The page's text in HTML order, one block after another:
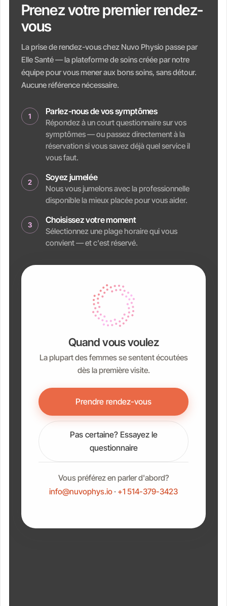
Prenez votre premier rendez-
vous
La prise de rendez-vous chez Nuvo Physio passe par
Elle Santé — la plateforme de soins créée par notre
équipe pour vous mener aux bons soins, sans détour.
Aucune référence nécessaire.
1 Parlez-nous de vos symptômes
Répondez à un court questionnaire sur vos
symptômes — ou passez directement à la
réservation si vous savez déjà quel service il
vous faut.
2 Soyez jumelée
Nous vous jumelons avec la professionnelle
disponible la mieux placée pour vous aider.
3 Choisissez votre moment
Sélectionnez une plage horaire qui vous
convient — et c'est réservé.
Quand vous voulez
La plupart des femmes se sentent écoutées
dès la première visite.
Prendre rendez-vous
Pas certaine? Essayez le
questionnaire
Vous préférez en parler d'abord?
info@nuvophys.io · +1 514-379-3423